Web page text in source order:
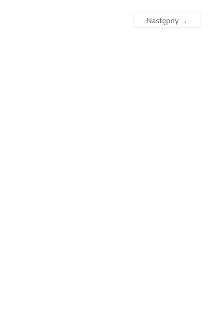
Następny →